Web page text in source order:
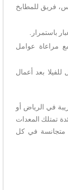
فريق للمطابخ
باستمرار.
مع مراعاة عوامل
بعد أعمال
في الرياض أو
تمتلك المعدات
متجانسة في كل